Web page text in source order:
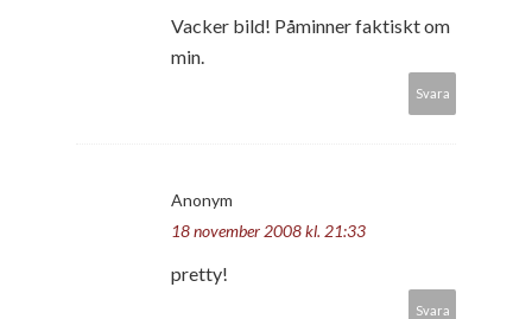
Vacker bild! Påminner faktiskt om
min.
Svara
Anonym
18 november 2008 kl. 21:33
pretty!
Svara